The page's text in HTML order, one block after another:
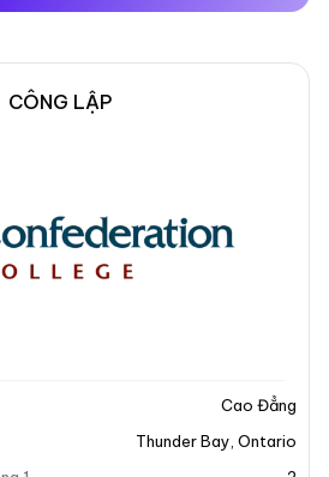
CÔNG LẬP
Cao Đẳng
Thunder Bay Ontario